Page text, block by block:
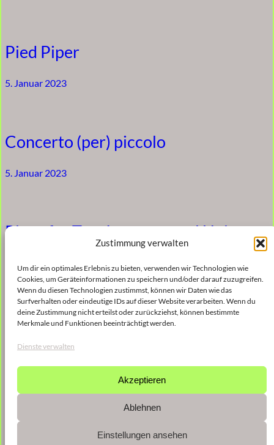
Zustimmung verwalten
Um dir ein optimales Erlebnis zu bieten, verwenden wir Technologien wie
Cookies, um Geräteinformationen zu speichern und/oder darauf zuzugreifen.
Wenn du diesen Technologien zustimmst, können wir Daten wie das
Surfverhalten oder eindeutige IDs auf dieser Website verarbeiten. Wenn du
deine Zustimmung nicht erteilst oder zurückziehst, können bestimmte
Merkmale und Funktionen beeinträchtigt werden.
Dienste verwalten
Akzeptieren
Ablehnen
Einstellungen ansehen
Pied Piper
5. Januar 2023
Concerto (per) piccolo
5. Januar 2023
Piece for Two Instrumental Units
5. Januar 2023
like … little sunderings
5. Januar 2023
Vorherige Seite Nächste Seite →